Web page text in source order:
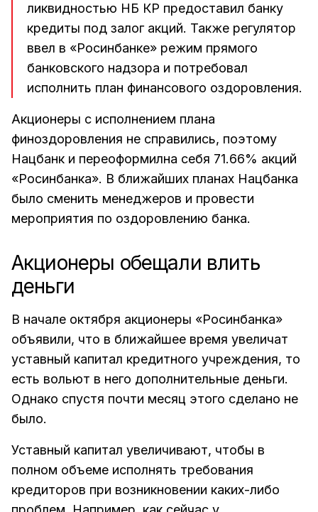
ликвидностью НБ КР предоставил банку
кредиты под залог акций. Также регулятор
ввел в «Росинбанке» режим прямого
банковского надзора и потребовал
исполнить план финансового оздоровления.
Акционеры с исполнением плана
финоздоровления не справились, поэтому
Нацбанк и переоформилна себя 71.66% акций
«Росинбанка». В ближайших планах Нацбанка
было сменить менеджеров и провести
мероприятия по оздоровлению банка.
Акционеры обещали влить
деньги
В начале октября акционеры «Росинбанка»
объявили, что в ближайшее время увеличат
уставный капитал кредитного учреждения, то
есть вольют в него дополнительные деньги.
Однако спустя почти месяц этого сделано не
было.
Уставный капитал увеличивают, чтобы в
полном объеме исполнять требования
кредиторов при возникновении каких-либо